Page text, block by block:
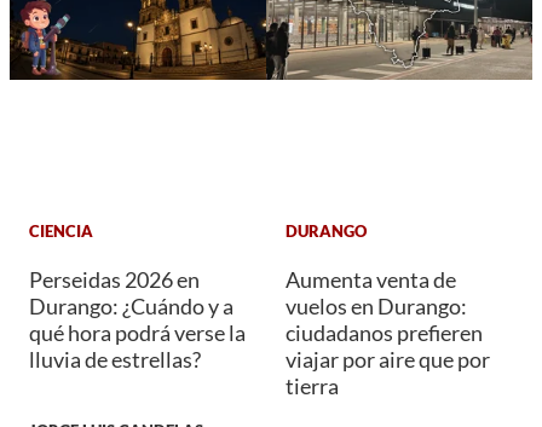
CIENCIA
Perseidas 2026 en
Durango: ¿Cuándo y a
qué hora podrá verse la
lluvia de estrellas?
DURANGO
Aumenta venta de
vuelos en Durango:
ciudadanos prefieren
viajar por aire que por
tierra